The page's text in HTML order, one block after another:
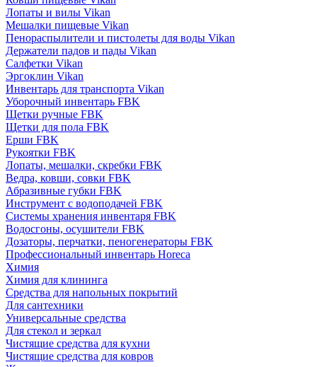
Лопаты и вилы Vikan
Мешалки пищевые Vikan
Пенораспылители и пистолеты для воды Vikan
Держатели падов и пады Vikan
Салфетки Vikan
Эргоклин Vikan
Инвентарь для транспорта Vikan
Уборочный инвентарь FBK
Щетки ручные FBK
Щетки для пола FBK
Ерши FBK
Рукоятки FBK
Лопаты, мешалки, скребки FBK
Ведра, ковши, совки FBK
Абразивные губки FBK
Инструмент с водоподачей FBK
Системы хранения инвентаря FBK
Водосгоны, осушители FBK
Дозаторы, перчатки, пеногенераторы FBK
Профессиональный инвентарь Horeca
Химия
Химия для клининга
Средства для напольных покрытий
Для сантехники
Универсальные средства
Для стекол и зеркал
Чистящие средства для кухни
Чистящие средства для ковров